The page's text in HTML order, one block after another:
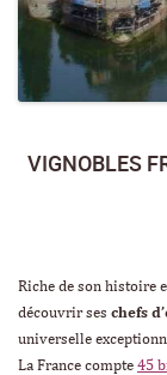
VIGNOBLES
Riche de son histoire
découvrir ses chefs
universelle
La France compte 45